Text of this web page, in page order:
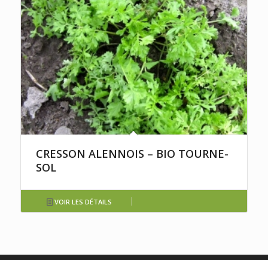
CRESSON ALENNOIS – BIO TOURNE-
SOL
VOIR LES DÉTAILS